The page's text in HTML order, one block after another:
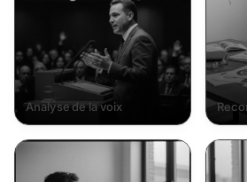
Analyse de la voix